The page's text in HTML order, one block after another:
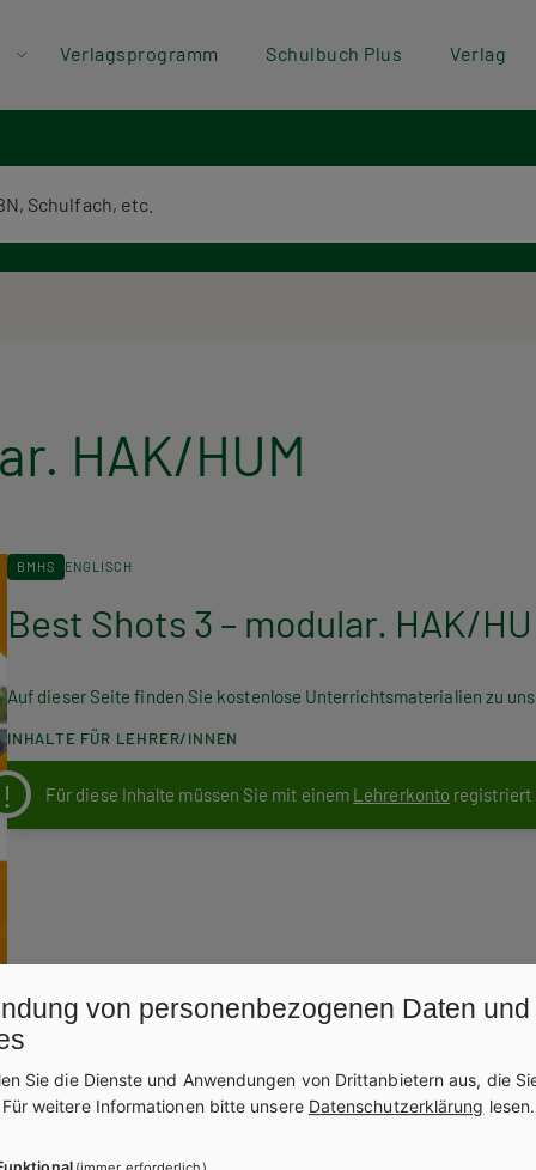
Verlagsprogramm Schulbuch Plus Verlag
HAK/HUM
BMHS ENGLISCH
Best Shots 3 – modular. HAK/
Auf dieser Seite finden Sie kostenlose Unterrichtsmaterialien zu
INHALTE FÜR LEHRER/INNEN
Für diese Inhalte müssen Sie mit einem Lehrerkonto registriert
von personenbezogenen Daten und
Sie die Dienste und Anwendungen von Drittanbietern aus, die
Für weitere Informationen bitte unsere Datenschutzerklärung lesen.